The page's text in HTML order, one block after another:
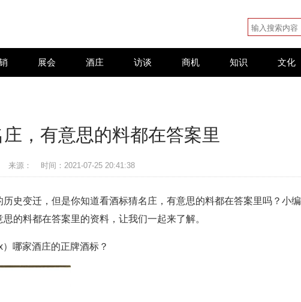
展会 酒庄 访谈 商机 知识 文化
，有意思的料都在答案里
来源： 时间：2021-07-25 20:41:38
史变迁，但是你知道看酒标猜名庄，有意思的料都在答案里吗？小编
的料都在答案里的资料，让我们一起来了解。
哪家酒庄的正牌酒标？